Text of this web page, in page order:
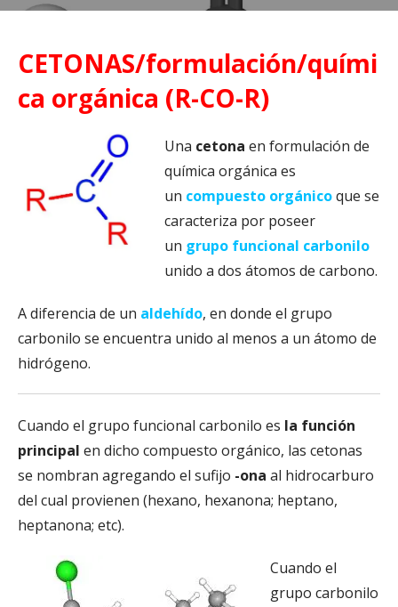
CETONAS/formulación/quími
ca orgánica (R-CO-R)
Una cetona en formulación de
química orgánica es
un compuesto orgánicoque se
caracteriza por poseer
un grupo funcional carbonilo
unido a dos átomos de carbono.
A diferencia de un aldehído, en donde el grupo
carbonilo se encuentra unido al menos a un átomo de
hidrógeno.
​Cuando el grupo funcional carbonilo es la función
principal en dicho compuesto orgánico, las cetonas
se nombran agregando el sufijo -ona al hidrocarburo
del cual provienen (hexano, hexanona; heptano,
heptanona; etc).
Cuando el
grupo carbonilo